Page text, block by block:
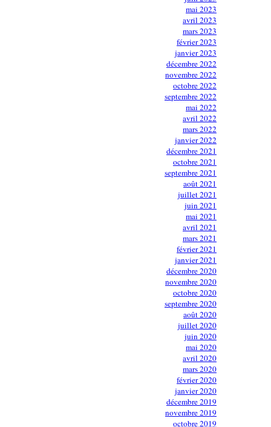
mai 2023
avril 2023
mars 2023
février 2023
janvier 2023
décembre 2022
novembre 2022
octobre 2022
septembre 2022
mai 2022
avril 2022
mars 2022
janvier 2022
décembre 2021
octobre 2021
septembre 2021
août 2021
juillet 2021
juin 2021
mai 2021
avril 2021
mars 2021
février 2021
janvier 2021
décembre 2020
novembre 2020
octobre 2020
septembre 2020
août 2020
juillet 2020
juin 2020
mai 2020
avril 2020
mars 2020
février 2020
janvier 2020
décembre 2019
novembre 2019
octobre 2019